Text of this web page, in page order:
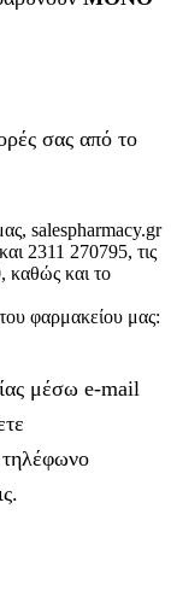
σας από το
salespharmacy.gr
2311 270795, τις
καθώς και το
φαρμακείου μας:
μέσω e-mail
τηλέφωνο